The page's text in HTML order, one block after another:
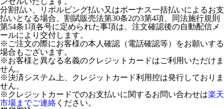
分割払い、リボルビング払い又はボーナス一括払いによるお支
払いとなる場合、割賦販売法第30条2の3第4項、同法施行規則
第54条1項各号に定められた事項は、注文確認後の自動配信メ
ールにより交付します。
※ご注文の際にお客様の本人確認（電話確認等）をお願いする
場合もございます。
※お客様と異なる名義のクレジットカードはご利用いただけま
せん。
※決済システム上、クレジットカード利用控は発行しておりま
せん。
※クレジットカードでのお支払いに関するお問い合わせは楽天
市場までご連絡 ください。